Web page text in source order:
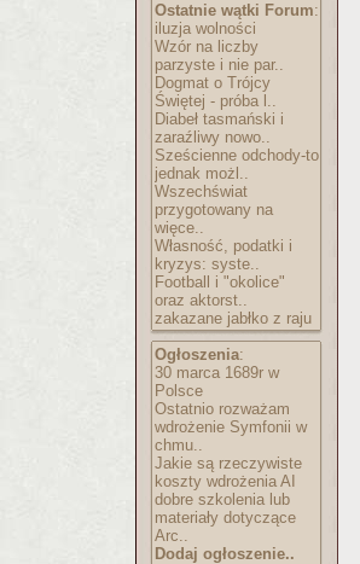
Ostatnie wątki Forum:
iluzja wolności
Wzór na liczby
parzyste i nie par..
Dogmat o Trójcy
Świętej - próba l..
Diabeł tasmański i
zaraźliwy nowo..
Sześcienne odchody-to
jednak możl..
Wszechświat
przygotowany na
więce..
Własność, podatki i
kryzys: syste..
Football i "okolice"
oraz aktorst..
zakazane jabłko z raju
Ogłoszenia:
30 marca 1689r w
Polsce
Ostatnio rozważam
wdrożenie Symfonii w
chmu..
Jakie są rzeczywiste
koszty wdrożenia AI
dobre szkolenia lub
materiały dotyczące
Arc..
Dodaj ogłoszenie..